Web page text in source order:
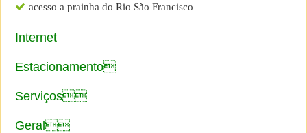
acesso a prainha do Rio São Francisco
Internet
Estacionamento
Serviços
Geral